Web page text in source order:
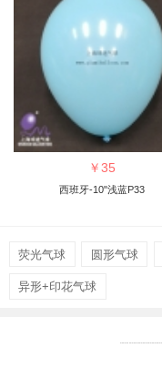
￥35
西班牙-10"浅蓝P33
荧光气球 圆形气球
异形+印花气球